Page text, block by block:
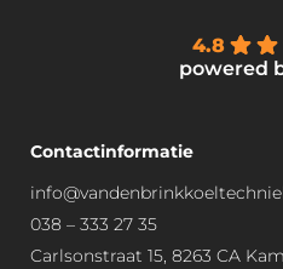
4.8
powered
Contactinformatie
038 – 333 27 35
Carlsonstraat 15, 8263 CA